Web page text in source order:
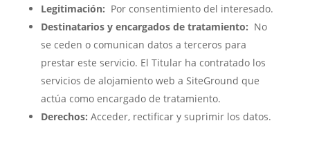
Legitimación: Por consentimiento del interesado.
Destinatarios y encargados de tratamiento: No
se ceden o comunican datos a terceros para
prestar este servicio. El Titular ha contratado los
servicios de alojamiento web a SiteGround que
actúa como encargado de tratamiento.
Derechos: Acceder, rectificar y suprimir los datos.